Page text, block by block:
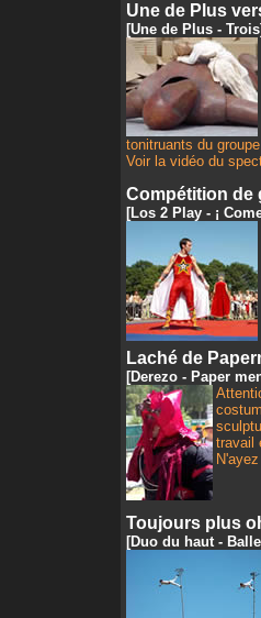
Une de Plus
[Une de Plus - Trois]
tonitruants du
Voir la vidéo du
Compétition de
[Los 2 Play - ¡
Laché de
[Derezo - Paper
travail
Toujours plus
[Duo du haut -